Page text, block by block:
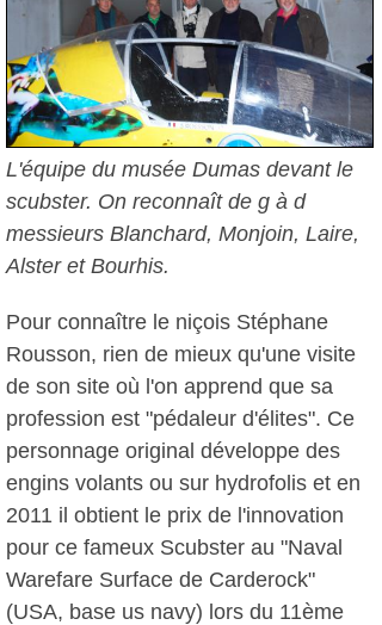
L'équipe du musée Dumas devant le
scubster. On reconnaît de g à d
messieurs Blanchard, Monjoin, Laire,
Alster et Bourhis.
Pour connaître le niçois Stéphane
Rousson, rien de mieux qu'une visite
de son site où l'on apprend que sa
profession est "pédaleur d'élites". Ce
personnage original développe des
engins volants ou sur hydrofolis et en
2011 il obtient le prix de l'innovation
pour ce fameux Scubster au "Naval
Warefare Surface de Carderock"
(USA, base us navy) lors du 11ème